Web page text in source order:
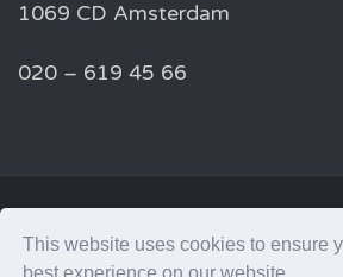
This website uses cookies to ensure
1069 CD Amsterdam
020 – 619 45 66